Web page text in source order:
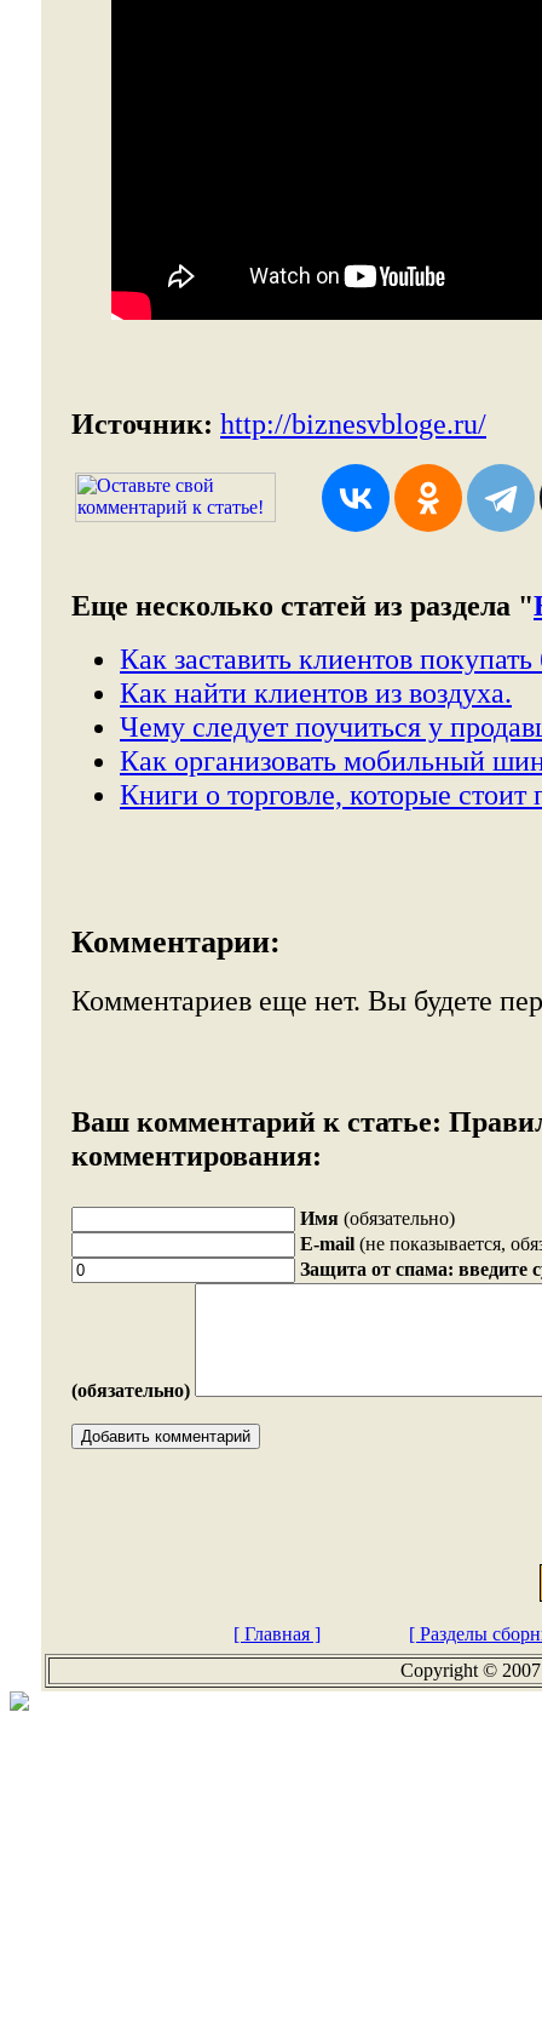
Источник: http://biznesvbloge.ru/
Еще несколько статей из раздела "
Как заставить клиентов
Как найти клиентов из воздуха.
Чему следует поучиться у
Как организовать мобильный
Книги о торговле, которые стоит
Комментарии:
Комментариев еще нет. Вы будете
Ваш комментарий к статье:
комментирования:
Имя (обязательно)
E-mail (не показывается,
Защита от спама: введите
(обязательно)
[ Главная ]
[ Разделы
Copyright ©